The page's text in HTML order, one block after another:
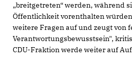
breitgetreten“ werden, während
Öffentlichkeit vorenthalten
weitere Fragen auf und zeugt von
Verantwortungsbewusstsein",
CDU-Fraktion werde weiter auf